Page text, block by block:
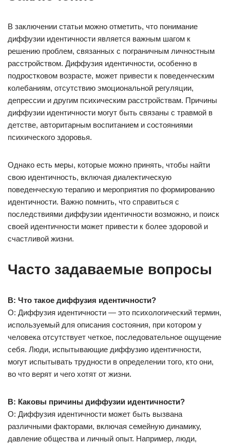
В заключении статьи можно отметить, что понимание
диффузии идентичности является важным шагом к
решению проблем, связанных с пограничным личностным
расстройством. Диффузия идентичности, особенно в
подростковом возрасте, может привести к поведенческим
колебаниям, отсутствию эмоциональной регуляции,
депрессии и другим психическим расстройствам. Причины
диффузии идентичности могут быть связаны с травмой в
детстве, авторитарным воспитанием и состояниями
психического здоровья.
Однако есть меры, которые можно принять, чтобы найти
свою идентичность, включая диалектическую
поведенческую терапию и мероприятия по формированию
идентичности. Важно помнить, что справиться с
последствиями диффузии идентичности возможно, и поиск
своей идентичности может привести к более здоровой и
счастливой жизни.
Часто задаваемые вопросы
В: Что такое диффузия идентичности?
О: Диффузия идентичности — это психологический термин,
используемый для описания состояния, при котором у
человека отсутствует четкое, последовательное ощущение
себя. Люди, испытывающие диффузию идентичности,
могут испытывать трудности в определении того, кто они,
во что верят и чего хотят от жизни.
В: Каковы причины диффузии идентичности?
О: Диффузия идентичности может быть вызвана
различными факторами, включая семейную динамику,
давление общества и личный опыт. Например, люди,